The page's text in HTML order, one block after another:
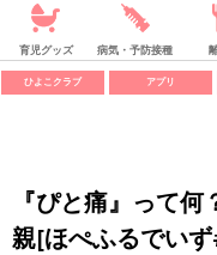
育児グッズ 病気・予防接種
ひよこクラブ アプリ
『ぴと痛』って
親[ほぺふるでいず